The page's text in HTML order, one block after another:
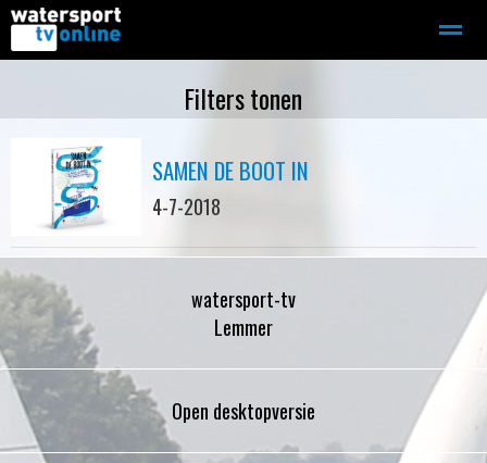
Motorboot-sloep Adverteren
Home Contact Bellen
Filters tonen
SAMEN DE BOOT IN
4-7-2018
watersport-tv
Lemmer
Open desktopversie